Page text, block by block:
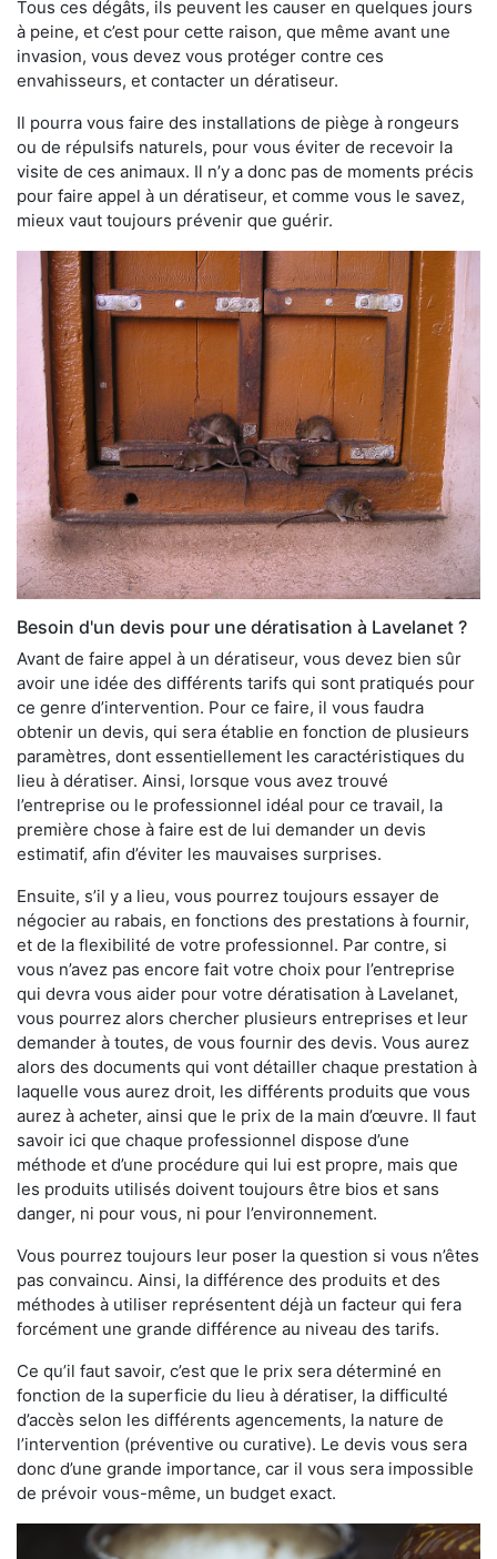
Tous ces dégâts, ils peuvent les causer en quelques jours
à peine, et c’est pour cette raison, que même avant une
invasion, vous devez vous protéger contre ces
envahisseurs, et contacter un dératiseur.
Il pourra vous faire des installations de piège à rongeurs
ou de répulsifs naturels, pour vous éviter de recevoir la
visite de ces animaux. Il n’y a donc pas de moments précis
pour faire appel à un dératiseur, et comme vous le savez,
mieux vaut toujours prévenir que guérir.
Besoin d'un devis pour une dératisation à Lavelanet ?
Avant de faire appel à un dératiseur, vous devez bien sûr
avoir une idée des différents tarifs qui sont pratiqués pour
ce genre d’intervention. Pour ce faire, il vous faudra
obtenir un devis, qui sera établie en fonction de plusieurs
paramètres, dont essentiellement les caractéristiques du
lieu à dératiser. Ainsi, lorsque vous avez trouvé
l’entreprise ou le professionnel idéal pour ce travail, la
première chose à faire est de lui demander un devis
estimatif, afin d’éviter les mauvaises surprises.
Ensuite, s’il y a lieu, vous pourrez toujours essayer de
négocier au rabais, en fonctions des prestations à fournir,
et de la flexibilité de votre professionnel. Par contre, si
vous n’avez pas encore fait votre choix pour l’entreprise
qui devra vous aider pour votre dératisation à Lavelanet,
vous pourrez alors chercher plusieurs entreprises et leur
demander à toutes, de vous fournir des devis. Vous aurez
alors des documents qui vont détailler chaque prestation à
laquelle vous aurez droit, les différents produits que vous
aurez à acheter, ainsi que le prix de la main d’œuvre. Il faut
savoir ici que chaque professionnel dispose d’une
méthode et d’une procédure qui lui est propre, mais que
les produits utilisés doivent toujours être bios et sans
danger, ni pour vous, ni pour l’environnement.
Vous pourrez toujours leur poser la question si vous n’êtes
pas convaincu. Ainsi, la différence des produits et des
méthodes à utiliser représentent déjà un facteur qui fera
forcément une grande différence au niveau des tarifs.
Ce qu’il faut savoir, c’est que le prix sera déterminé en
fonction de la superficie du lieu à dératiser, la difficulté
d’accès selon les différents agencements, la nature de
l’intervention (préventive ou curative). Le devis vous sera
donc d’une grande importance, car il vous sera impossible
de prévoir vous-même, un budget exact.